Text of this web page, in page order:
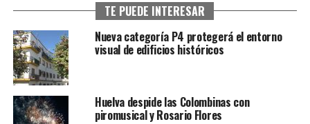
TE PUEDE INTERESAR
Nueva categoría P4 protegerá el entorno
visual de edificios históricos
Huelva despide las Colombinas con
piromusical y Rosario Flores